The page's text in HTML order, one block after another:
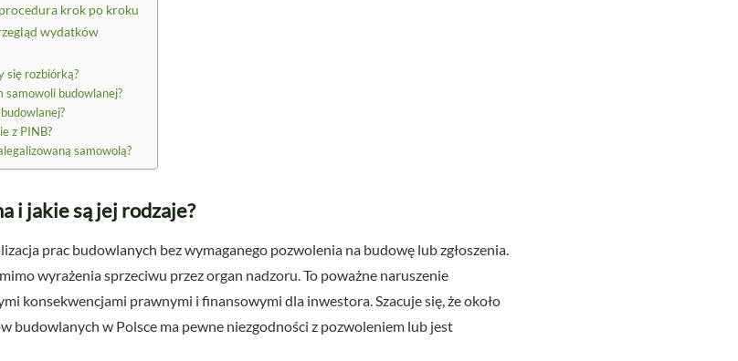
krok po kroku
wydatków
się rozbiórką?
samowoli budowlanej?
z PINB?
samowolą?
i jakie są jej rodzaje?
prac budowlanych bez wymaganego pozwolenia na budowę lub zgłoszenia.
wyrażenia sprzeciwu przez organ nadzoru. To poważne naruszenie
konsekwencjami prawnymi i finansowymi dla inwestora. Szacuje się, że około
budowlanych w Polsce ma pewne niezgodności z pozwoleniem lub jest